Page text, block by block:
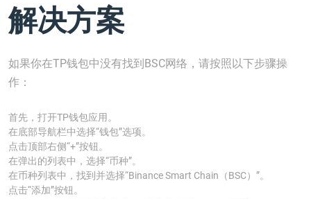
解决方案
如果你在TP钱包中没有找到BSC网络，请按照以下步骤操
作：
首先，打开TP钱包应用。
在底部导航栏中选择“钱包”选项。
点击顶部右侧“+”按钮。
在弹出的列表中，选择“币种”。
在币种列表中，找到并选择“Binance Smart Chain（BSC）”。
点击“添加”按钮。